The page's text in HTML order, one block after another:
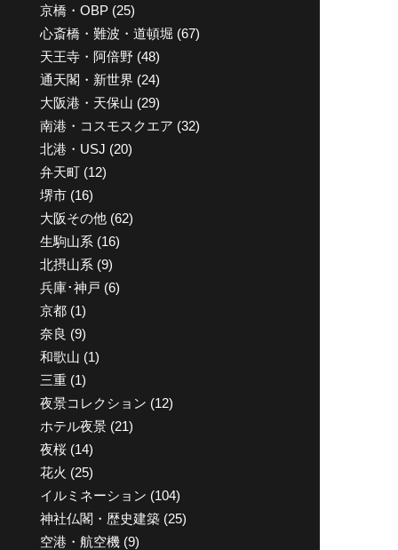
京橋・OBP (25)
心斎橋・難波・道頓堀 (67)
天王寺・阿倍野 (48)
通天閣・新世界 (24)
大阪港・天保山 (29)
南港・コスモスクエア (32)
北港・USJ (20)
弁天町 (12)
堺市 (16)
大阪その他 (62)
生駒山系 (16)
北摂山系 (9)
兵庫･神戸 (6)
京都 (1)
奈良 (9)
和歌山 (1)
三重 (1)
夜景コレクション (12)
ホテル夜景 (21)
夜桜 (14)
花火 (25)
イルミネーション (104)
神社仏閣・歴史建築 (25)
空港・航空機 (9)